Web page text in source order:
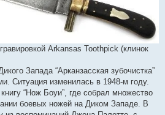
Arkansas Toothpick (клинок
Запада “Арканзасская зубочистка”
Ситуация изменилась в 1948-м году.
“Нож Боуи”, где собрал множество
боевых ножей на Диком Западе. В